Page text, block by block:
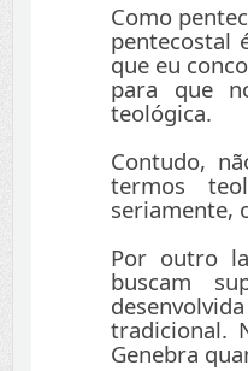
Como
pentecostal
que eu
para que
teológica.
Contudo,
termos
seriamente,
Por outro
buscam
tradicional.
Genebra